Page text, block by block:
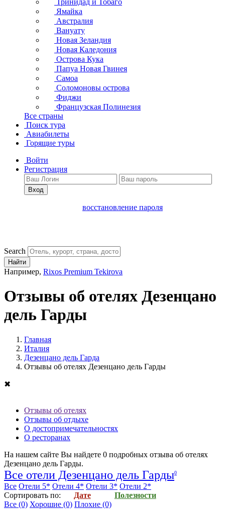
Тринидад и Тобаго
Ямайка
Австралия
Вануату
Новая Зеландия
Новая Каледония
Острова Кука
Папуа Новая Гвинея
Самоа
Соломоновы острова
Фиджи
Французская Полинезия
Все страны
Поиск тура
Авиабилеты
Горящие туры
Войти
Регистрация
Вход
восстановление пароля
Search
Найти
Например, Rixos Premium Tekirova
Отзывы об отелях Дезенцано
дель Гарды
Главная
Италия
Дезенцано дель Гарда
Отзывы об отелях Дезенцано дель Гарды
✖
Отзывы об отелях
Отзывы об отдыхе
О достопримечательностях
О ресторанах
На нашем сайте Вы найдете 0 подробных отзыва об отелях
Дезенцано дель Гарды.
Все отели Дезенцано дель Гарды0
Все Отели 5* Отели 4* Отели 3* Отели 2*
Cортировать по:
Дате
Полезности
Все (0) Хорошие (0) Плохие (0)